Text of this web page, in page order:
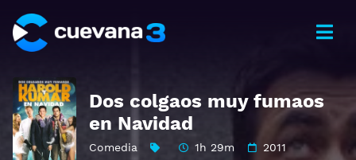
Dos colgaos muy fumaos
en Navidad
Comedia 1h 29m
2011